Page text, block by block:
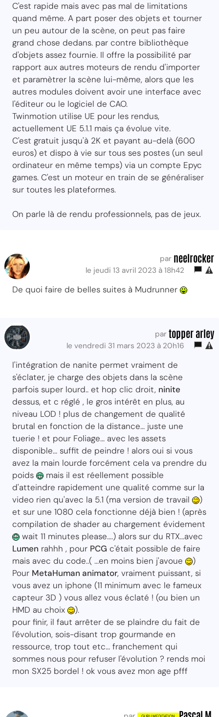
C'est rapide mais avec pas mal de limitations
quand même. A part poser des objets et tourner
un peu autour de la scène, on peut pas faire
grand chose dedans. par contre bibliothèque
d'objets assez fournie. Il offre la possibilité par
rapport aux autres moteurs de rendu d'importer
et paramètrer la scène lui-même, alors que les
autres modules doivent avoir une interface avec
l'éditeur ou le logiciel de CAO.
Twinmotion utilise UE pour les rendus,
actuellement UE 5.1.1 mais ça évolue vite.
C'est gratuit jusqu'à 2K et payant au-delà (600
euros) et dispo à vie sur tous ses postes (un seul
ordinateur en même temps) via un compte Epyc
games. C'est un moteur en train de se généraliser
sur toutes les plateformes.
On parle là de rendu professionnels, pas de jeux.
par neelrocker
le jeudi 13 avril 2023 à 18h42
De quoi faire de belles suites à Mudrunner
par topper arley
le vendredi 31 mars 2023 à 20h16
l'intégration de nanite permet vraiment de
s'éclater, je charge des objets dans la scène
parfois super lourd.. et hop clic droit, ninite
dessus, et c réglé , le gros intérêt en plus, au
niveau LOD ! plus de changement de qualité
brutal en fonction de la distance... juste une
tuerie ! et pour Foliage... avec les assets
disponible... suffit de peindre ! alors oui si vous
avez la main lourde forcément cela va prendre du
poids
mais il est réellement possible
d'atteindre rapidement une qualité comme sur la
video rien qu'avec la 5.1 (ma version de travail
)
et sur une 1080 cela fonctionne déjà bien ! (après
compilation de shader au chargement évidement
wait 11 minutes please....) alors sur du RTX...avec
Lumen rahhh , pour PCG c'était possible de faire
mais avec du code..( ...en moins bien j'avoue
)
Pour MetaHuman animator, vraiment puissant, si
vous avez un iphone (11 minimum avec le fameux
capteur 3D ) vous allez vous éclaté ! (ou bien un
HMD au choix
).
pour finir, il faut arrêter de se plaindre du fait de
l'évolution, sois-disant trop gourmande en
ressource, trop tout etc... franchement qui
sommes nous pour refuser l'évolution ? rends moi
mon SX25 bordel ! ok vous avez mon age pfff